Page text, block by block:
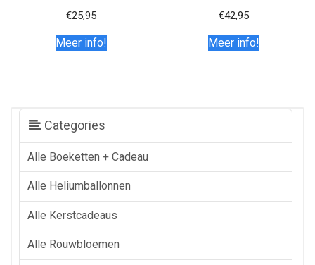
€25,95
Meer info!
€42,95
Meer info!
Categories
Alle Boeketten + Cadeau
Alle Heliumballonnen
Alle Kerstcadeaus
Alle Rouwbloemen